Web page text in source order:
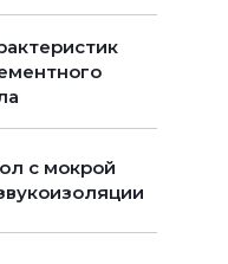
с мокрой